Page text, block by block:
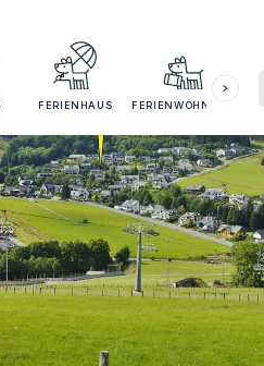
FERIENHAUS FERIENWOHNUNG